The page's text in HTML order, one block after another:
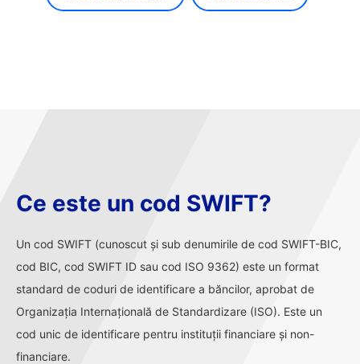
Ce este un cod SWIFT?
Un cod SWIFT (cunoscut și sub denumirile de cod SWIFT-BIC,
cod BIC, cod SWIFT ID sau cod ISO 9362) este un format
standard de coduri de identificare a băncilor, aprobat de
Organizația Internațională de Standardizare (ISO). Este un
cod unic de identificare pentru instituții financiare și non-
financiare.